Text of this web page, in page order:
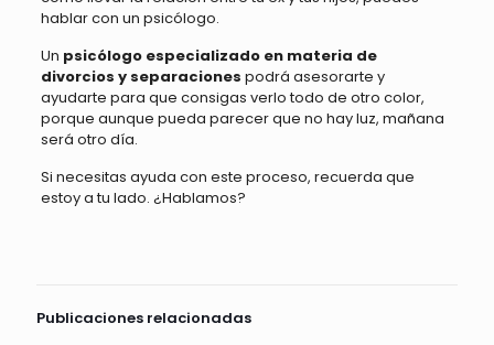
hablar con un psicólogo.
Un psicólogo especializado en materia de
divorcios y separaciones podrá asesorarte y
ayudarte para que consigas verlo todo de otro color,
porque aunque pueda parecer que no hay luz, mañana
será otro día.
Si necesitas ayuda con este proceso, recuerda que
estoy a tu lado. ¿Hablamos?
Publicaciones relacionadas